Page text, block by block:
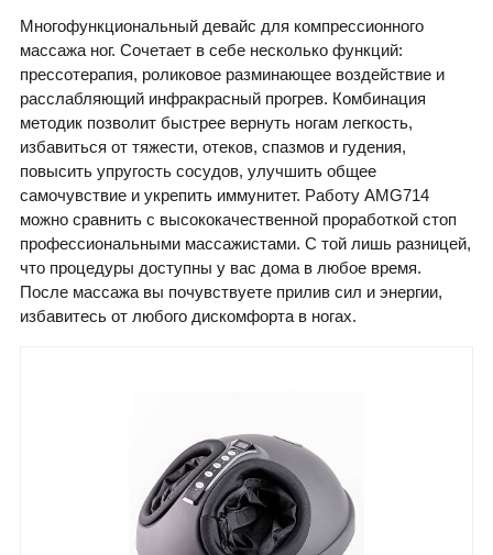
Многофункциональный девайс для компрессионного
массажа ног. Сочетает в себе несколько функций:
прессотерапия, роликовое разминающее воздействие и
расслабляющий инфракрасный прогрев. Комбинация
методик позволит быстрее вернуть ногам легкость,
избавиться от тяжести, отеков, спазмов и гудения,
повысить упругость сосудов, улучшить общее
самочувствие и укрепить иммунитет. Работу AMG714
можно сравнить с высококачественной проработкой стоп
профессиональными массажистами. С той лишь разницей,
что процедуры доступны у вас дома в любое время.
После массажа вы почувствуете прилив сил и энергии,
избавитесь от любого дискомфорта в ногах.